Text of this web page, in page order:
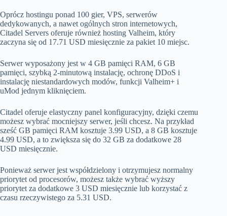
Oprócz hostingu ponad 100 gier, VPS, serwerów
dedykowanych, a nawet ogólnych stron internetowych,
Citadel Servers oferuje również hosting Valheim, który
zaczyna się od 17.71 USD miesięcznie za pakiet 10 miejsc.
Serwer wyposażony jest w 4 GB pamięci RAM, 6 GB
pamięci, szybką 2-minutową instalację, ochronę DDoS i
instalację niestandardowych modów, funkcji Valheim+ i
uMod jednym kliknięciem.
Citadel oferuje elastyczny panel konfiguracyjny, dzięki czemu
możesz wybrać mocniejszy serwer, jeśli chcesz. Na przykład
sześć GB pamięci RAM kosztuje 3.99 USD, a 8 GB kosztuje
4.99 USD, a to zwiększa się do 32 GB za dodatkowe 28
USD miesięcznie.
Ponieważ serwer jest współdzielony i otrzymujesz normalny
priorytet od procesorów, możesz także wybrać wyższy
priorytet za dodatkowe 3 USD miesięcznie lub korzystać z
czasu rzeczywistego za 5.31 USD.